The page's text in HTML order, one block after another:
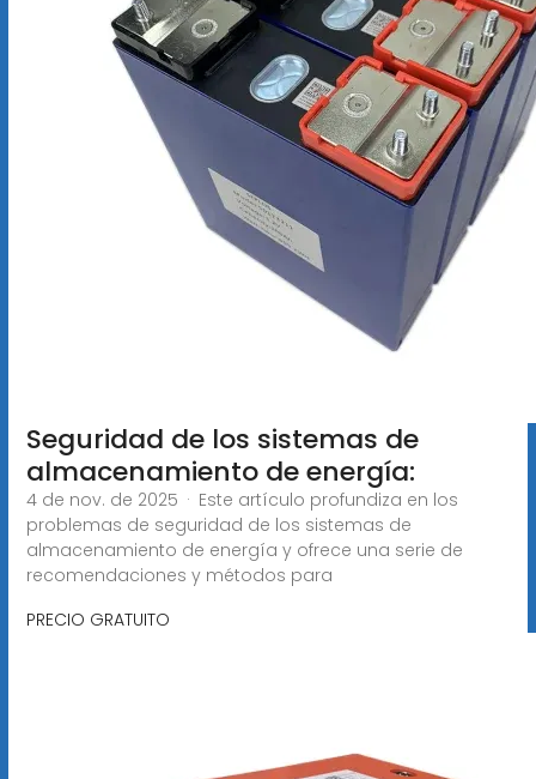
Seguridad de los sistemas de
almacenamiento de energía:
4 de nov. de 2025 · Este artículo profundiza en los
problemas de seguridad de los sistemas de
almacenamiento de energía y ofrece una serie de
recomendaciones y métodos para
PRECIO GRATUITO